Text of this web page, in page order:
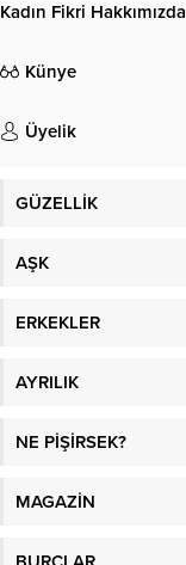
Kadın Fikri Hakkımızda
Künye
Üyelik
GÜZELLİK
AŞK
ERKEKLER
AYRILIK
NE PİŞİRSEK?
MAGAZİN